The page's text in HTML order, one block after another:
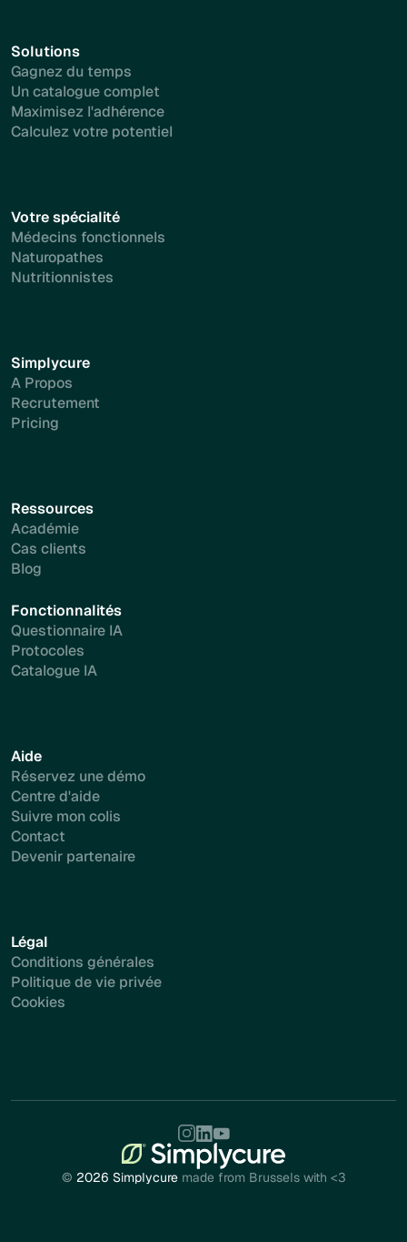
Solutions
Gagnez du temps
Un catalogue complet
Maximisez l'adhérence
Calculez votre potentiel
Votre spécialité
Médecins fonctionnels
Naturopathes
Nutritionnistes
Simplycure
A Propos
Recrutement
Pricing
Ressources
Académie
Cas clients
Blog
Fonctionnalités
Questionnaire IA
Protocoles
Catalogue IA
Aide
Réservez une démo
Centre d'aide
Suivre mon colis
Contact
Devenir partenaire
Légal
Conditions générales
Politique de vie privée
Cookies
© 2026 Simplycuremade from Brussels with <3